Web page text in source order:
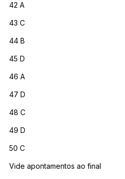
42 A
43 C
44 B
45 D
46 A
47 D
48 C
49 D
50 C
Vide apontamentos ao final